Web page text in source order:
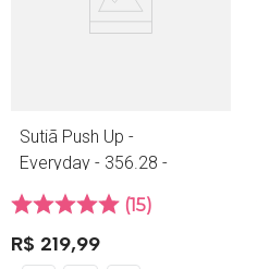
Sutiã Push Up -
Everyday - 356.28 -
Branco
15
R$ 219,99